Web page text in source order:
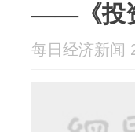
——《投
每日经济新闻